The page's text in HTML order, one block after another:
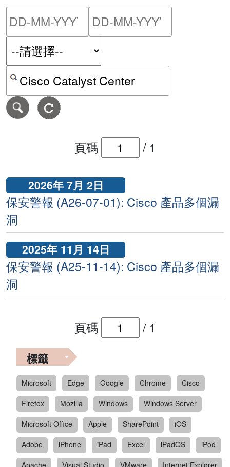
請輸入搜尋日期範圍的開
按關鍵字或 CVE ID 搜尋保安警報
頁碼 / 1
2026年 7月 2日
保安警報 (A26-07-01): Cisco 產品多個漏
洞
2025年 11月 14日
保安警報 (A25-11-14): Cisco 產品多個漏
洞
頁碼 / 1
標籤
Microsoft Edge Google Chrome
Cisco
Firefox
Mozilla Windows
Windows Server
Microsoft Office
Apple SharePoint
iOS
Adobe
iPhone iPad Excel iPadOS
iPod
Apache
Visual Studio VMware
Internet Explorer